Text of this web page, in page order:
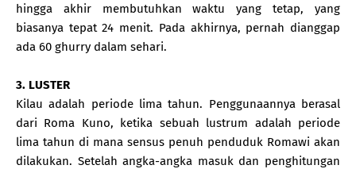
hingga akhir membutuhkan waktu yang tetap, yang
biasanya tepat 24 menit. Pada akhirnya, pernah dianggap
ada 60 ghurry dalam sehari.
3. LUSTER
Kilau adalah periode lima tahun. Penggunaannya berasal
dari Roma Kuno, ketika sebuah lustrum adalah periode
lima tahun di mana sensus penuh penduduk Romawi akan
dilakukan. Setelah angka-angka masuk dan penghitungan